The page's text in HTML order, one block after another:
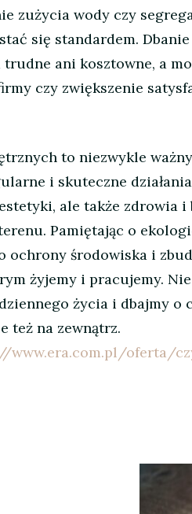
zużycia wody czy
się standardem.
ani kosztowne, a
czy zwiększenie
to niezwykle
i skuteczne
ale także zdrowia i
Pamiętając o
ochrony środowiska i
żyjemy i pracujemy.
życia i dbajmy o
też na zewnątrz.
www.era.com.pl/oferta/